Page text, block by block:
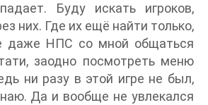
Буду искать игроков,
них. Где их ещё найти только,
даже НПС со мной общаться
заодно посмотреть меню
ни разу в этой игре не был,
Да и вообще не увлекался